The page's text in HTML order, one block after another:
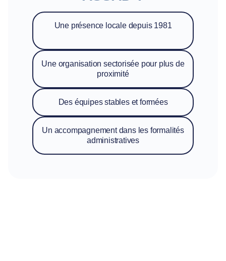
Une présence locale depuis 1981
Une organisation sectorisée pour plus de
proximité
Des équipes stables et formées
Un accompagnement dans les formalités
administratives